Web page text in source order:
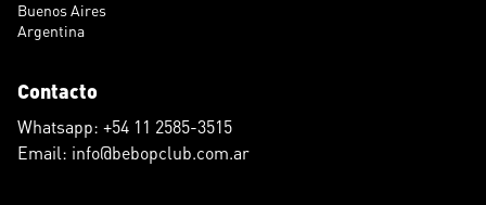
Buenos Aires
Argentina
Contacto
Whatsapp: +54 11 2585-3515
Email: info@bebopclub.com.ar